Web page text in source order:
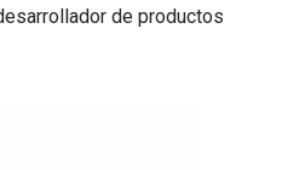
de productos